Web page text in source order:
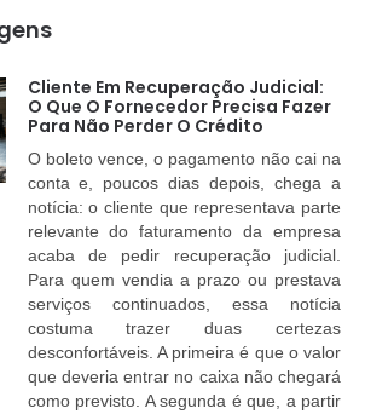
Cliente Em Recuperação Judicial:
O Que O Fornecedor Precisa Fazer
Para Não Perder O Crédito
O boleto vence, o pagamento não cai na
conta e, poucos dias depois, chega a
notícia: o cliente que representava parte
relevante do faturamento da empresa
acaba de pedir recuperação judicial.
Para quem vendia a prazo ou prestava
serviços continuados, essa notícia
costuma trazer duas certezas
desconfortáveis. A primeira é que o valor
que deveria entrar no caixa não chegará
como previsto. A segunda é que, a partir